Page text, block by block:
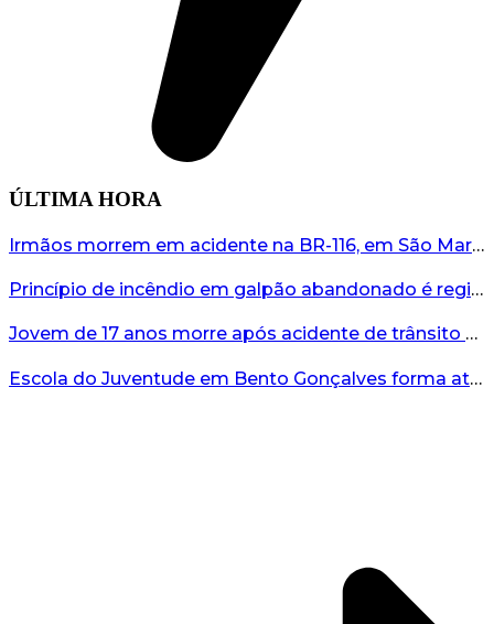
ÚLTIMA HORA
Irmãos morrem em acidente na BR-116, em São Marcos...
Princípio de incêndio em galpão abandonado é registrado em Bento...
Jovem de 17 anos morre após acidente de trânsito em Bento Gonçalves...
Escola do Juventude em Bento Gonçalves forma atletas da região...